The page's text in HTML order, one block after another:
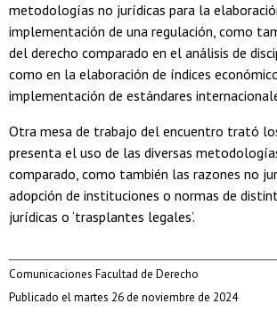
metodologías no jurídicas para la
implementación de una regulación, como
del derecho comparado en el análisis de
como en la elaboración de índices
implementación de estándares
Otra mesa de trabajo del encuentro trató
presenta el uso de las diversas
comparado, como también las razones no
adopción de instituciones o normas de
jurídicas o ‘trasplantes legales’.
Comunicaciones Facultad de Derecho
Publicado el martes 26 de noviembre de 2024